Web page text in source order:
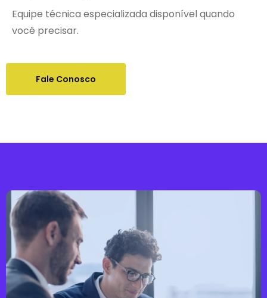
Equipe técnica especializada disponível quando
você precisar.
Fale Conosco